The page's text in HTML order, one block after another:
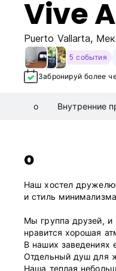
Vive
Puerto Vallarta,
5 события
Забронируй более
о Внутренние
о
Наш хостел
и стиль
Мы группа друзей, и
нравится хорошая
В наших
Отдельный душ для
Наша теплая